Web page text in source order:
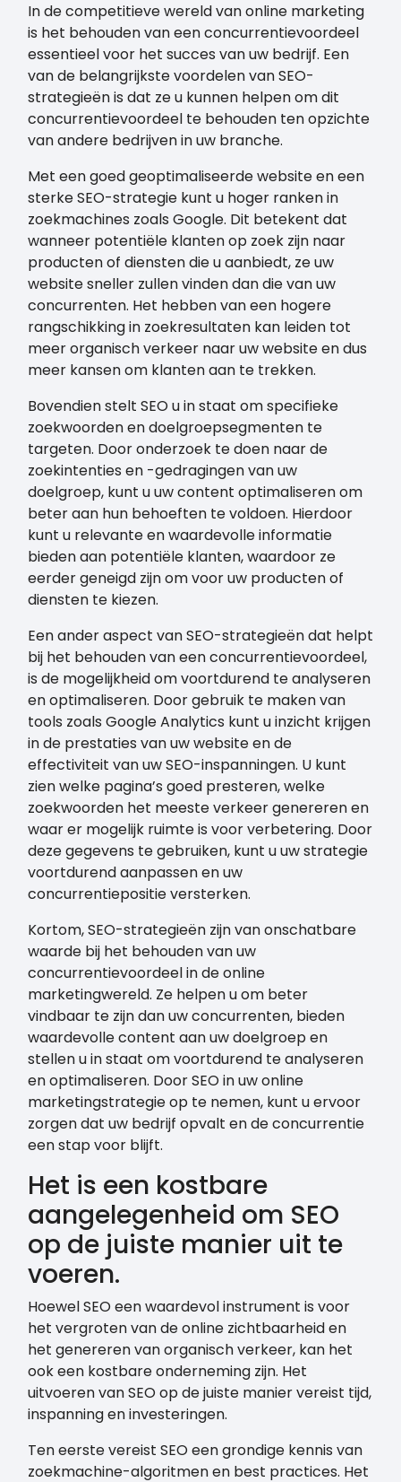
In de competitieve wereld van online marketing
is het behouden van een concurrentievoordeel
essentieel voor het succes van uw bedrijf. Een
van de belangrijkste voordelen van SEO-
strategieën is dat ze u kunnen helpen om dit
concurrentievoordeel te behouden ten opzichte
van andere bedrijven in uw branche.
Met een goed geoptimaliseerde website en een
sterke SEO-strategie kunt u hoger ranken in
zoekmachines zoals Google. Dit betekent dat
wanneer potentiële klanten op zoek zijn naar
producten of diensten die u aanbiedt, ze uw
website sneller zullen vinden dan die van uw
concurrenten. Het hebben van een hogere
rangschikking in zoekresultaten kan leiden tot
meer organisch verkeer naar uw website en dus
meer kansen om klanten aan te trekken.
Bovendien stelt SEO u in staat om specifieke
zoekwoorden en doelgroepsegmenten te
targeten. Door onderzoek te doen naar de
zoekintenties en -gedragingen van uw
doelgroep, kunt u uw content optimaliseren om
beter aan hun behoeften te voldoen. Hierdoor
kunt u relevante en waardevolle informatie
bieden aan potentiële klanten, waardoor ze
eerder geneigd zijn om voor uw producten of
diensten te kiezen.
Een ander aspect van SEO-strategieën dat helpt
bij het behouden van een concurrentievoordeel,
is de mogelijkheid om voortdurend te analyseren
en optimaliseren. Door gebruik te maken van
tools zoals Google Analytics kunt u inzicht krijgen
in de prestaties van uw website en de
effectiviteit van uw SEO-inspanningen. U kunt
zien welke pagina’s goed presteren, welke
zoekwoorden het meeste verkeer genereren en
waar er mogelijk ruimte is voor verbetering. Door
deze gegevens te gebruiken, kunt u uw strategie
voortdurend aanpassen en uw
concurrentiepositie versterken.
Kortom, SEO-strategieën zijn van onschatbare
waarde bij het behouden van uw
concurrentievoordeel in de online
marketingwereld. Ze helpen u om beter
vindbaar te zijn dan uw concurrenten, bieden
waardevolle content aan uw doelgroep en
stellen u in staat om voortdurend te analyseren
en optimaliseren. Door SEO in uw online
marketingstrategie op te nemen, kunt u ervoor
zorgen dat uw bedrijf opvalt en de concurrentie
een stap voor blijft.
Het is een kostbare
aangelegenheid om SEO
op de juiste manier uit te
voeren.
Hoewel SEO een waardevol instrument is voor
het vergroten van de online zichtbaarheid en
het genereren van organisch verkeer, kan het
ook een kostbare onderneming zijn. Het
uitvoeren van SEO op de juiste manier vereist tijd,
inspanning en investeringen.
Ten eerste vereist SEO een grondige kennis van
zoekmachine-algoritmen en best practices. Het